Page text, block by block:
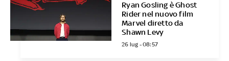
Ryan Gosling è Ghost
Rider nel nuovo film
Marvel diretto da
Shawn Levy
26 lug - 08:57